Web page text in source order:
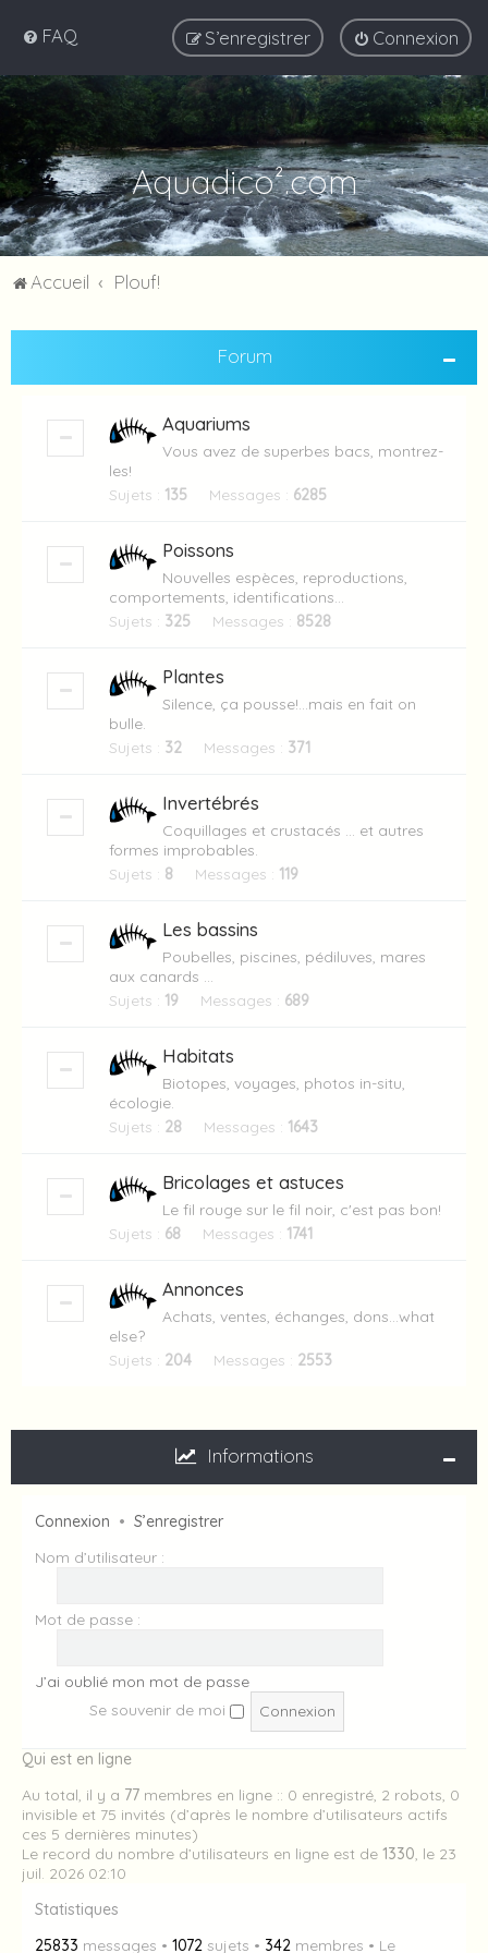
FAQ Connexion
S’enregistrer
Aquadico².com
Accueil Plouf!
Forum
Aquariums
Vous avez de superbes bacs, montrez-
les!
Sujets : 135 Messages : 6285
Poissons
Nouvelles espèces, reproductions,
comportements, identifications...
Sujets : 325 Messages : 8528
Plantes
Silence, ça pousse!...mais en fait on
bulle.
Sujets : 32 Messages : 371
Invertébrés
Coquillages et crustacés ... et autres
formes improbables.
Sujets : 8 Messages : 119
Les bassins
Poubelles, piscines, pédiluves, mares
aux canards ...
Sujets : 19 Messages : 689
Habitats
Biotopes, voyages, photos in-situ,
écologie.
Sujets : 28 Messages : 1643
Bricolages et astuces
Le fil rouge sur le fil noir, c'est pas bon!
Sujets : 68 Messages : 1741
Annonces
Achats, ventes, échanges, dons...what
else?
Sujets : 204 Messages : 2553
Informations
Connexion • S’enregistrer
Nom d’utilisateur :
Mot de passe :
J’ai oublié mon mot de passe
Se souvenir de moi
Qui est en ligne
Au total, il y a 77 membres en ligne :: 0 enregistré, 2 robots, 0
invisible et 75 invités (d’après le nombre d’utilisateurs actifs
ces 5 dernières minutes)
Le record du nombre d’utilisateurs en ligne est de 1330, le 23
juil. 2026 02:10
Statistiques
25833 messages • 1072 sujets • 342 membres • Le